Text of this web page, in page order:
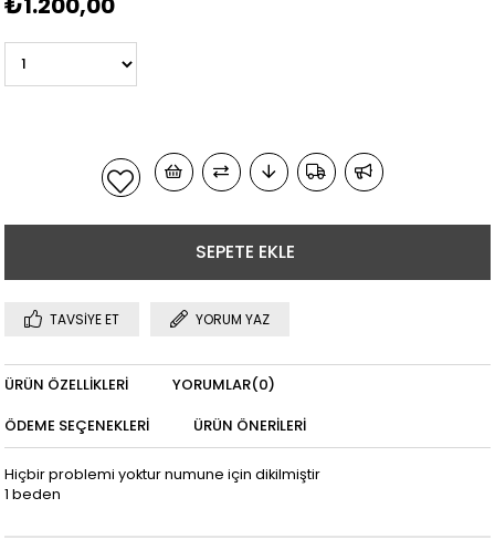
TAVSIYE ET YORUM YAZ
ÜRÜN ÖZELLIKLERI YORUMLAR(0)
ÖDEME SEÇENEKLERI
ÜRÜN ÖNERILERI
Hiçbir problemi yoktur numune için dikilmiştir
1 beden